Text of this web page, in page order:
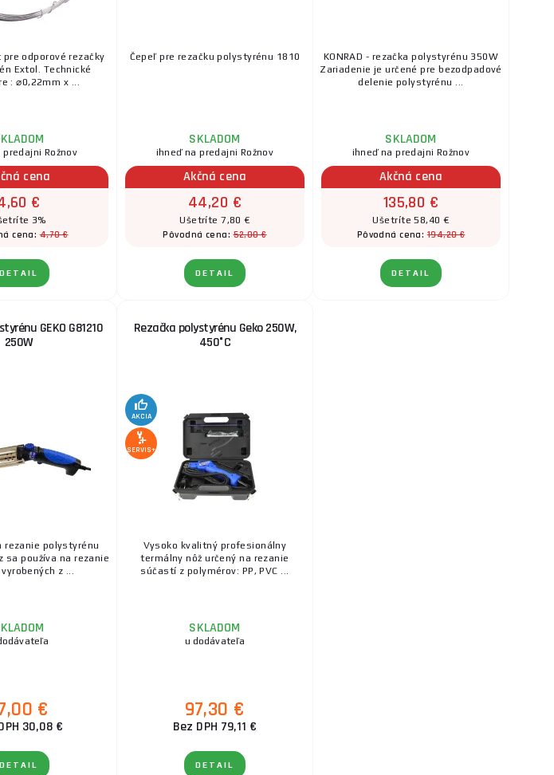
odporové rezačky
Extol. Technické
: ⌀0,22mm x ...
predajni Rožnov
cena
€
3%
cena:4,70 €
DETAIL
Čepeľ pre rezačku polystyrénu 1810
SKLADOM
ihneď na predajni Rožnov
Akčná cena
44,20 €
Ušetríte 7,80 €
Pôvodná cena:52,00 €
DETAIL
KONRAD - rezačka polystyrénu 350W
Zariadenie je určené pre bezodpadové
delenie polystyrénu ...
SKLADOM
ihneď na predajni Rožnov
Akčná cena
135,80 €
Ušetríte 58,40 €
Pôvodná cena:194,20 €
DETAIL
GEKO G81210
250W
rezanie polystyrénu
sa používa na rezanie
z ...
€
30,08 €
DETAIL
Rezačka polystyrénu Geko 250W,
450°C
AKCIA
SERVIS+
Vysoko kvalitný profesionálny
termálny nôž určený na rezanie
súčastí z polymérov: PP, PVC ...
SKLADOM
u dodávateľa
97,30 €
Bez DPH 79,11 €
DETAIL